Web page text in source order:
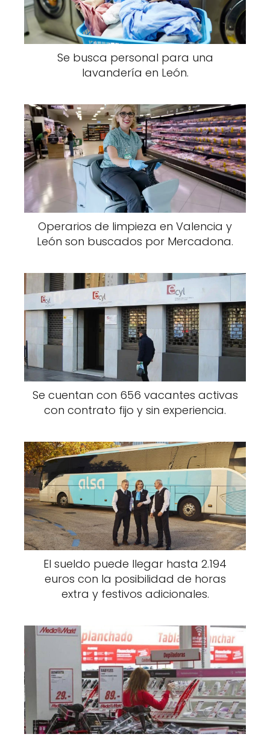
Se busca personal para una
lavandería en León.
Operarios de limpieza en Valencia y
León son buscados por Mercadona.
Se cuentan con 656 vacantes activas
con contrato fijo y sin experiencia.
El sueldo puede llegar hasta 2.194
euros con la posibilidad de horas
extra y festivos adicionales.